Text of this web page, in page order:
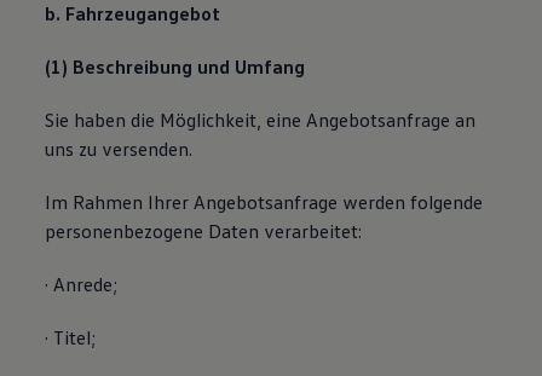
b. Fahrzeugangebot
(1) Beschreibung und Umfang
Sie haben die Möglichkeit, eine Angebotsanfrage an
uns zu versenden.
Im Rahmen Ihrer Angebotsanfrage werden folgende
personenbezogene Daten verarbeitet:
· Anrede;
· Titel;